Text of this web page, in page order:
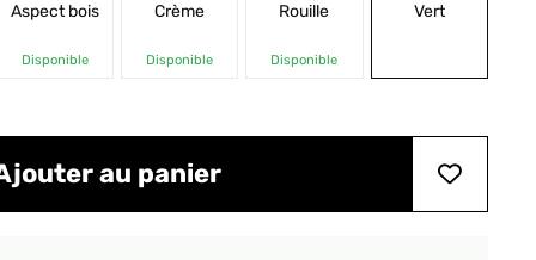
Aspect bois
Disponible
Crème
Disponible
Rouille
Disponible
Vert
au panier